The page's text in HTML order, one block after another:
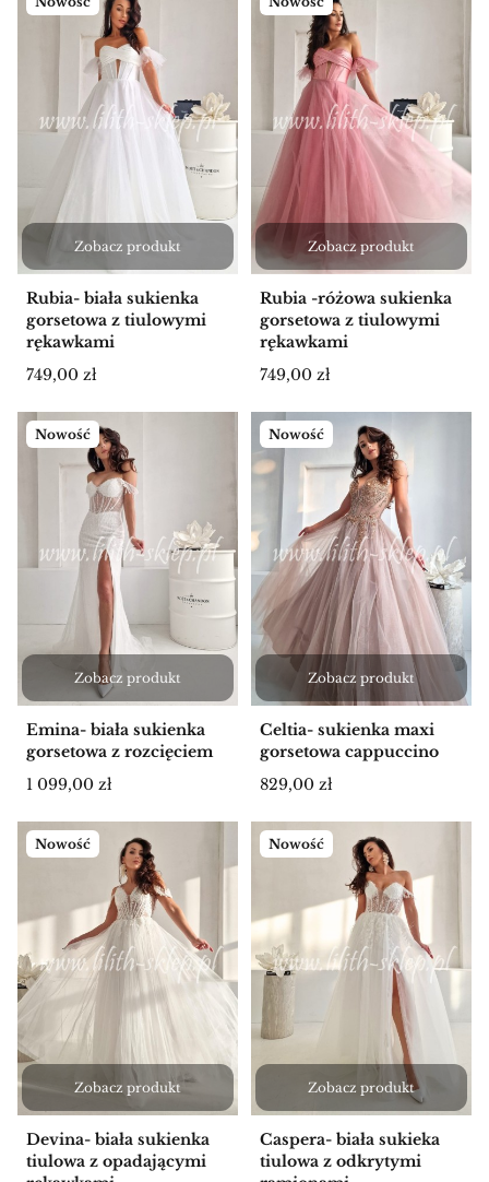
Zobacz produkt
Rubia- biała sukienka
gorsetowa z tiulowymi
rękawkami
Cena
749,00 zł
Zobacz produkt
Rubia -różowa sukienka
gorsetowa z tiulowymi
rękawkami
Cena
749,00 zł
Nowość
Zobacz produkt
Emina- biała sukienka
gorsetowa z rozcięciem
Cena
1 099,00 zł
Nowość
Zobacz produkt
Celtia- sukienka maxi
gorsetowa cappuccino
Cena
829,00 zł
Nowość
Zobacz produkt
Devina- biała sukienka
tiulowa z opadającymi
Nowość
Zobacz produkt
Caspera- biała sukieka
tiulowa z odkrytymi